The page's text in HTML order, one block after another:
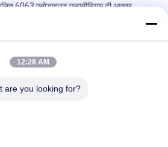
6063 एनोडाइज्ड एल्यूमीनियम टी आकार
स्लाइडिंग ग्लास डोर एक्सट्रूज़न स्लिम प्रोफाइल
कोटिंग लकड़ी अनाज एल्यूमीनियम वर्ग ट्यूब
12:28 AM
are you looking for?